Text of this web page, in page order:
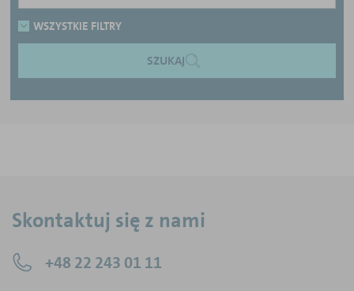
WSZYSTKIE FILTRY
SZUKAJ
Skontaktuj się z nami
+48 22 243 01 11